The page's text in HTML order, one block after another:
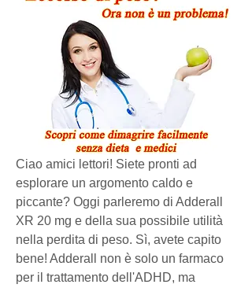
Ciao amici lettori! Siete pronti ad
esplorare un argomento caldo e
piccante? Oggi parleremo di Adderall
XR 20 mg e della sua possibile utilità
nella perdita di peso. Sì, avete capito
bene! Adderall non è solo un farmaco
per il trattamento dell'ADHD, ma